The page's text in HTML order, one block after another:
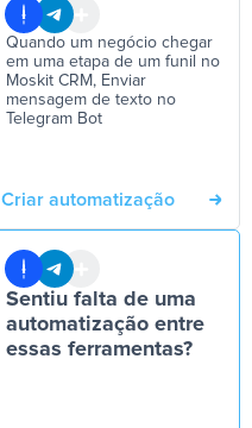
Quando um negócio chegar
em uma etapa de um funil no
Moskit CRM, Enviar
mensagem de texto no
Telegram Bot
Criar automatização
Sentiu falta de uma
automatização entre
essas ferramentas?